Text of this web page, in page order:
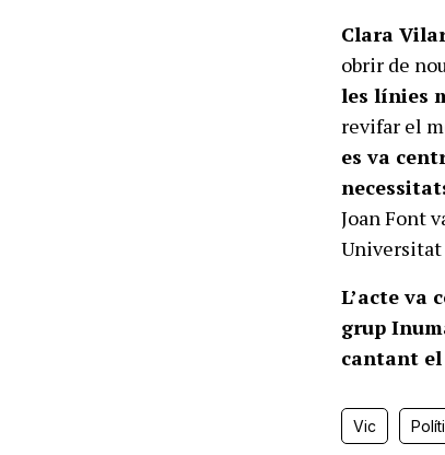
Clara
obrir de
les línies
revifar el
es va
Joan Font
Universitat
L’acte va
grup
cantant
Vic